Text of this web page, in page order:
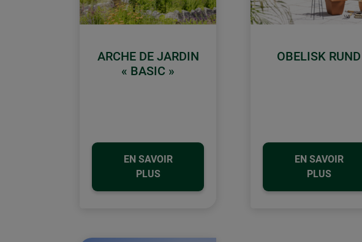
ARCHE DE JARDIN
« BASIC »
EN SAVOIR
PLUS
OBELISK RUND
EN SAVOIR
PLUS